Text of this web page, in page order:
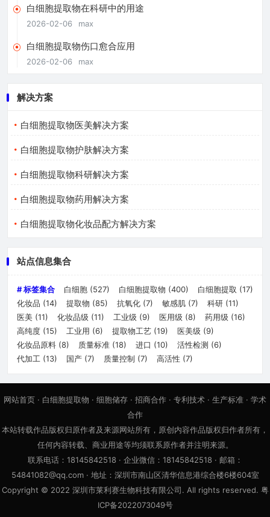
白细胞提取物在科研中的用途
2026-02-06 max
白细胞提取物伤口愈合应用
2026-02-06 max
解决方案
白细胞提取物医美解决方案
白细胞提取物护肤解决方案
白细胞提取物科研解决方案
白细胞提取物药用解决方案
白细胞提取物化妆品配方解决方案
站点信息集合
# 标签集合 白细胞 (527) 白细胞提取物 (400) 白细胞提取 (17)
化妆品 (14) 提取物 (85) 抗氧化 (7) 敏感肌 (7) 科研 (11)
医美 (11) 化妆品级 (11) 工业级 (9) 医用级 (8) 药用级 (16)
高纯度 (15) 工业用 (6) 提取物工艺 (19) 医美级 (9)
化妆品原料 (8) 质量标准 (18) 进口 (10) 活性检测 (6)
代加工 (13) 国产 (7) 质量控制 (7) 高活性 (7)
网站首页 · 白细胞提取物 · 细胞储存 · 招商合作 · 专利技术 · 生产标准 · 学术
合作
本站转载作品版权归原作者及来源网站所有，原创内容作品版权归作者所有，
任何内容转载、商业用途等均须联系原作者并注明来源。
联系电话：18145842518 · 企业微信：18145842518 · 邮箱：
54841082@qq.com · 地址：深圳市南山区清华信息港综合楼6楼604室
Copyright © 2022 深圳市莱利赛生物科技有限公司. All rights reserved. 粤
ICP备2022073049号